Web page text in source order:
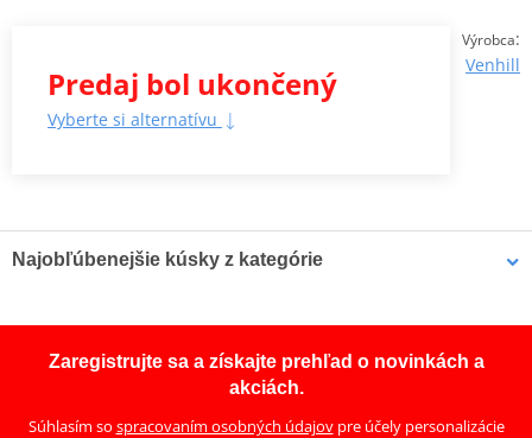
Výrobca:
Venhill
Predaj bol ukončený
Vyberte si alternatívu
Najobľúbenejšie kúsky z kategórie
10027R (1 hadica v sade)
chrómové koncovky
Zaregistrujte sa a získajte prehľad o novinkách a
akciách.
Súhlasím so spracovaním osobných údajovpre účely personalizácie